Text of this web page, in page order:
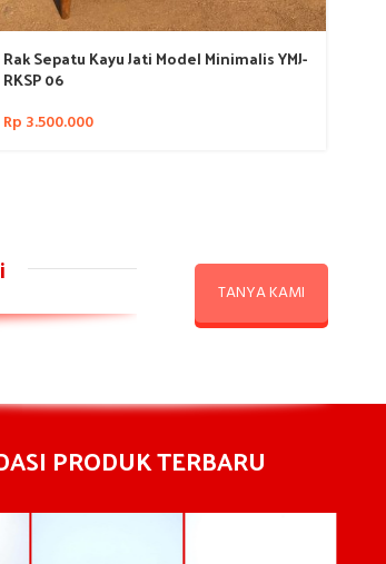
Rak Sepatu Kayu Jati Model Minimalis YMJ-
RKSP 06
Rp 3.500.000
TANYA KAMI
PRODUK TERBARU